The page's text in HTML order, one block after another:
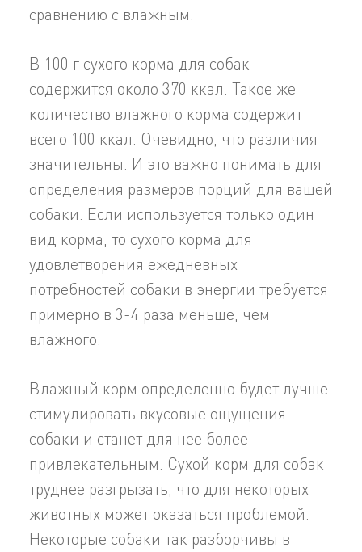
сравнению с влажным.
В 100 г сухого корма для собак
содержится около 370 ккал. Такое же
количество влажного корма содержит
всего 100 ккал. Очевидно, что различия
значительны. И это важно понимать для
определения размеров порций для вашей
собаки. Если используется только один
вид корма, то сухого корма для
удовлетворения ежедневных
потребностей собаки в энергии требуется
примерно в 3-4 раза меньше, чем
влажного.
Влажный корм определенно будет лучше
стимулировать вкусовые ощущения
собаки и станет для нее более
привлекательным. Сухой корм для собак
труднее разгрызать, что для некоторых
животных может оказаться проблемой.
Некоторые собаки так разборчивы в